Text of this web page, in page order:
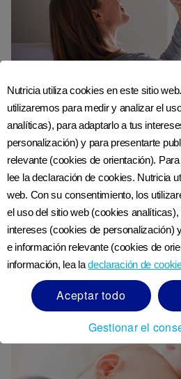
Juegos de bebé:
con tu recién
Nutriciaclub
Resumen Tu hermoso bebé
como una esponja,
experiencia y aprendiendo y
todos los ...
Nutricia utiliza cookies en este sitio
utilizaremos para medir y analizar el
analíticas), para adaptarlo a tus
personalización) y para presentarte
relevante (cookies de orientación).
lee la declaración de cookies. Nutricia
web. Con su consentimiento, los
el uso del sitio web (cookies
intereses (cookies de personalización)
e información relevante (cookies de
información, lea ladeclaración de
Aceptar todo
Gestionar el